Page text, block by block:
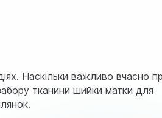
12-29
Наскільки важливо вчасно
тканини шийки матки для